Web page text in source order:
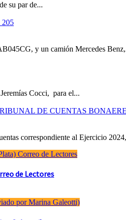
su par de...
y un camión Mercedes
Cocci, para el...
DE CUENTAS
correspondiente al Ejercicio
de Lectores